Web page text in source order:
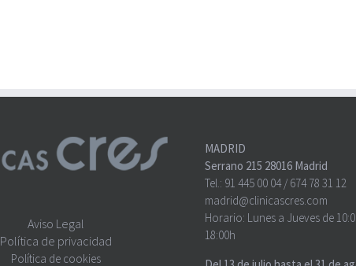
Aviso Legal
Política de privacidad
Política de cookies
MADRID
Serrano 215 28016 Madrid
Tel.: 91 445 00 04/ 674 78 31 12
madrid@clinicascres.com
Horario: Lunes a Jueves de
18:00h